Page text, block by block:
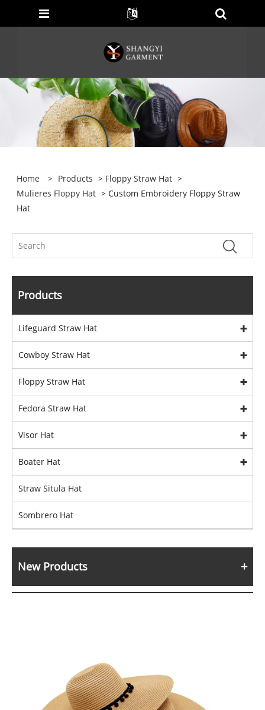
Home > Products > Floppy Straw Hat >
Mulieres Floppy Hat > Custom Embroidery Floppy Straw
Hat
Products
Lifeguard Straw Hat
Cowboy Straw Hat
Floppy Straw Hat
Fedora Straw Hat
Visor Hat
Boater Hat
Straw Situla Hat
Sombrero Hat
New Products